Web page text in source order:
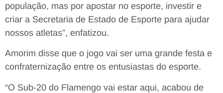
população, mas por apostar no esporte, investir e
criar a Secretaria de Estado de Esporte para ajudar
nossos atletas”, enfatizou.
Amorim disse que o jogo vai ser uma grande festa e
confraternização entre os entusiastas do esporte.
“O Sub-20 do Flamengo vai estar aqui, acabou de